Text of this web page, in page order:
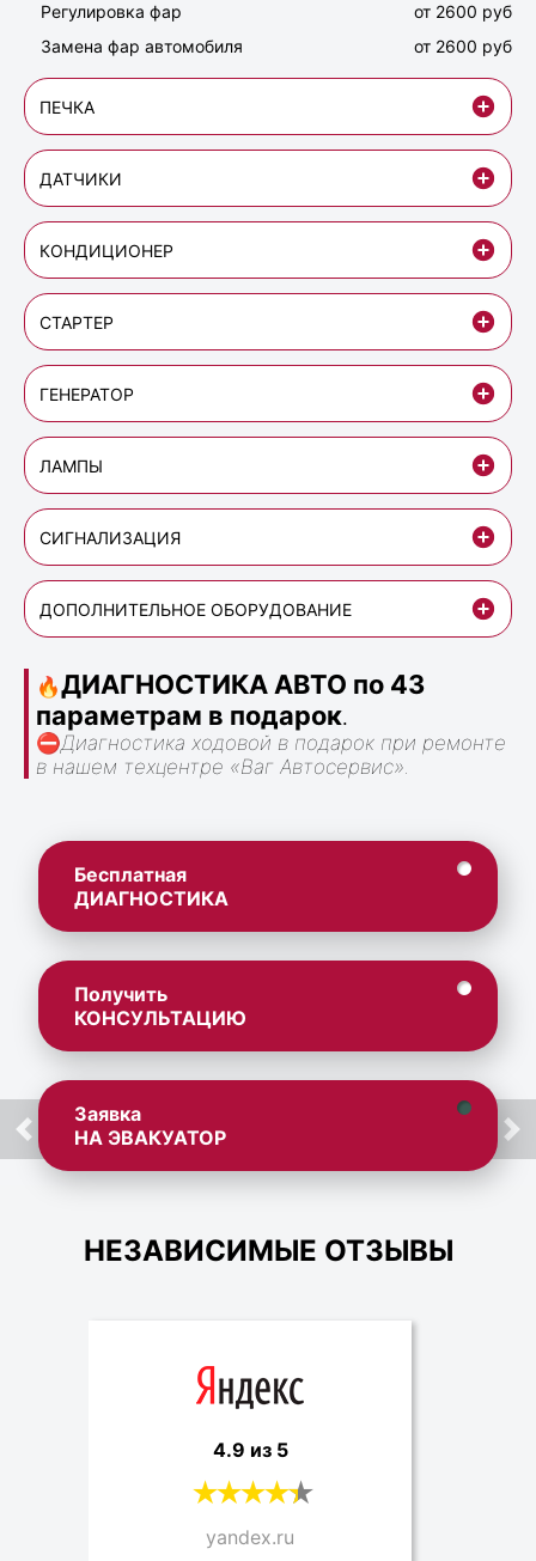
Регулировка фар
от 2600 руб
Замена фар автомобиля
от 2600 руб
ПЕЧКА
ДАТЧИКИ
КОНДИЦИОНЕР
СТАРТЕР
ГЕНЕРАТОР
ЛАМПЫ
СИГНАЛИЗАЦИЯ
ДОПОЛНИТЕЛЬНОЕ ОБОРУДОВАНИЕ
🔥ДИАГНОСТИКА АВТО по 43
параметрам в подарок.
⛔Диагностика ходовой в подарок при ремонте
в нашем техцентре «Ваг Автосервис».
Бесплатная
ДИАГНОСТИКА
Получить
КОНСУЛЬТАЦИЮ
Заявка
НА ЭВАКУАТОР
НЕЗАВИСИМЫЕ ОТЗЫВЫ
4.9 из 5
yandex.ru